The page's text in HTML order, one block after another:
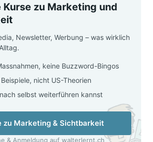
Kurse zu Marketing und
Newsletter, Werbung – was wirklich
keine Buzzword-Bingos
nicht US-Theorien
selbst weiterführen kannst
zu Marketing & Sichtbarkeit
& Anmeldung auf walterlernt.ch